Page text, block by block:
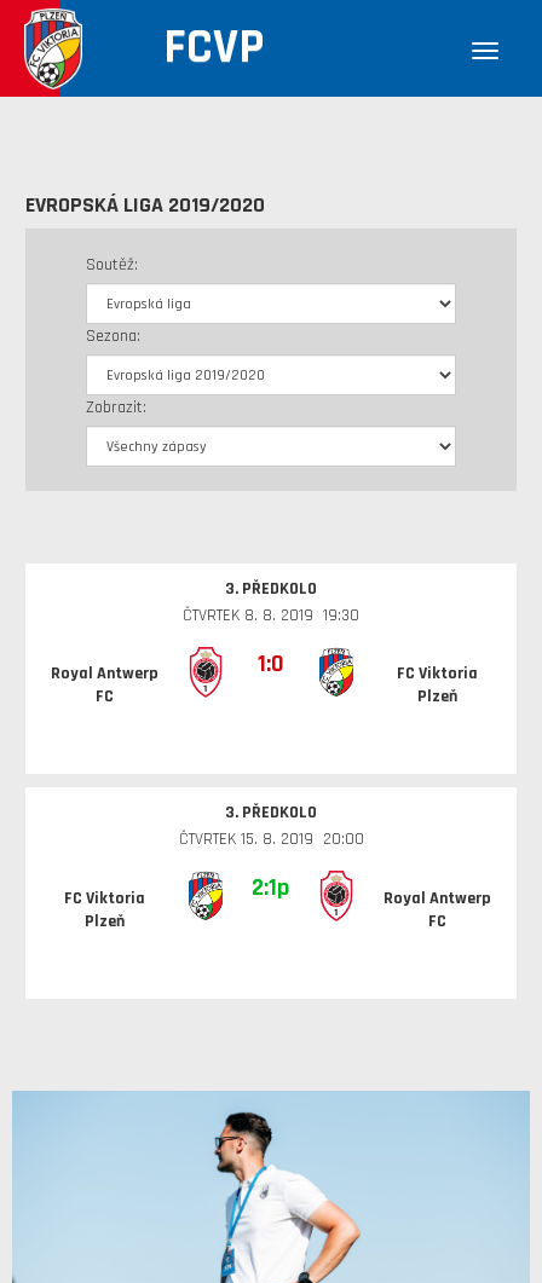
FCVP
EVROPSKÁ LIGA 2019/2020
Soutěž:
Sezona:
Zobrazit:
3. PŘEDKOLO
ČTVRTEK 8. 8. 2019 19:30
Royal Antwerp
FC
1:0
FC Viktoria
Plzeň
3. PŘEDKOLO
ČTVRTEK 15. 8. 2019 20:00
FC Viktoria
Plzeň
2:1p
Royal Antwerp
FC